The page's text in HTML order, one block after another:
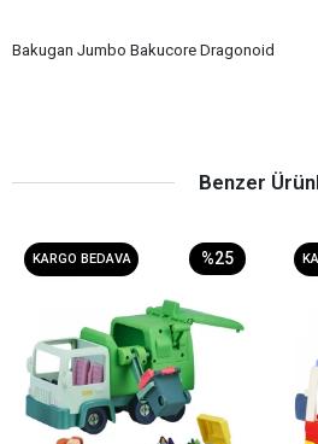
Bakugan Jumbo Bakucore Dragonoid
Benzer
KARGO BEDAVA %25